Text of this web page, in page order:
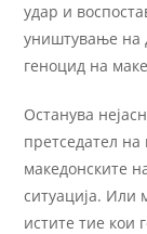
удар и
уништување на
геноцид на
Останува
претседател на
македонските
ситуација. Или
истите тие кои